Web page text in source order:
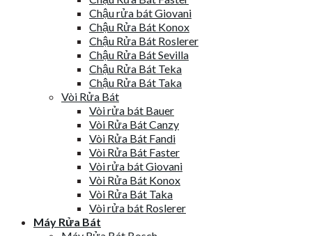
Chậu rửa bát Giovani
Chậu Rửa Bát Konox
Chậu Rửa Bát Roslerer
Chậu Rửa Bát Sevilla
Chậu Rửa Bát Teka
Chậu Rửa Bát Taka
Vòi Rửa Bát
Vòi rửa bát Bauer
Vòi Rửa Bát Canzy
Vòi Rửa Bát Fandi
Vòi Rửa Bát Faster
Vòi rửa bát Giovani
Vòi Rửa Bát Konox
Vòi Rửa Bát Taka
Vòi rửa bát Roslerer
Máy Rửa Bát